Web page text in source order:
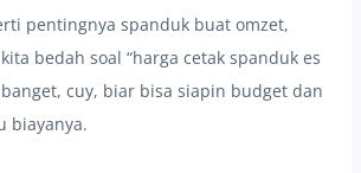
pentingnya spanduk buat omzet,
bedah soal “harga cetak spanduk es
cuy, biar bisa siapin budget dan
biayanya.